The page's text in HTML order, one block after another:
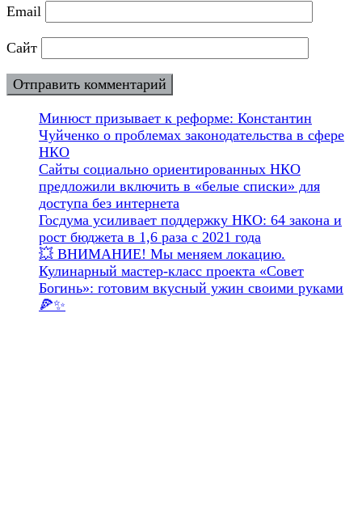
Email
Сайт
Минюст призывает к реформе: Константин
Чуйченко о проблемах законодательства в сфере
НКО
Сайты социально ориентированных НКО
предложили включить в «белые списки» для
доступа без интернета
Госдума усиливает поддержку НКО: 64 закона и
рост бюджета в 1,6 раза с 2021 года
💥 ВНИМАНИЕ! Мы меняем локацию.
Кулинарный мастер-класс проекта «Совет
Богинь»: готовим вкусный ужин своими руками
🍕✨